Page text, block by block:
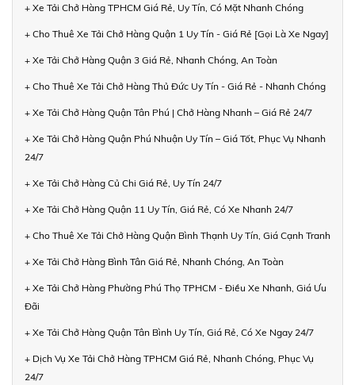
+ Xe Tải Chở Hàng TPHCM Giá Rẻ, Uy Tín, Có Mặt Nhanh Chóng
+ Cho Thuê Xe Tải Chở Hàng Quận 1 Uy Tín - Giá Rẻ [Gọi Là Xe Ngay]
+ Xe Tải Chở Hàng Quận 3 Giá Rẻ, Nhanh Chóng, An Toàn
+ Cho Thuê Xe Tải Chở Hàng Thủ Đức Uy Tín - Giá Rẻ - Nhanh Chóng
+ Xe Tải Chở Hàng Quận Tân Phú | Chở Hàng Nhanh – Giá Rẻ 24/7
+ Xe Tải Chở Hàng Quận Phú Nhuận Uy Tín – Giá Tốt, Phục Vụ Nhanh
24/7
+ Xe Tải Chở Hàng Củ Chi Giá Rẻ, Uy Tín 24/7
+ Xe Tải Chở Hàng Quận 11 Uy Tín, Giá Rẻ, Có Xe Nhanh 24/7
+ Cho Thuê Xe Tải Chở Hàng Quận Bình Thạnh Uy Tín, Giá Cạnh Tranh
+ Xe Tải Chở Hàng Bình Tân Giá Rẻ, Nhanh Chóng, An Toàn
+ Xe Tải Chở Hàng Phường Phú Thọ TPHCM - Điều Xe Nhanh, Giá Ưu
Đãi
+ Xe Tải Chở Hàng Quận Tân Bình Uy Tín, Giá Rẻ, Có Xe Ngay 24/7
+ Dịch Vụ Xe Tải Chở Hàng TPHCM Giá Rẻ, Nhanh Chóng, Phục Vụ
24/7